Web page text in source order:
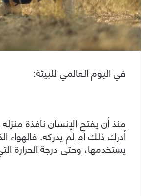
في اليوم العالمي للبيئة:
منذ أن يفتح الإنسان نافذة
أدرك ذلك أم لم يدركه. فالهواء
يستخدمها، وحتى درجة الحرارة